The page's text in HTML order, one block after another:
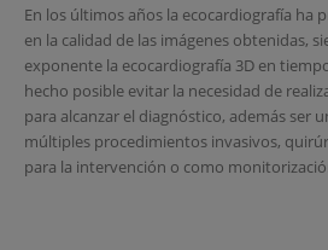
En los últimos años la ecocardiografía ha
en la calidad de las imágenes obtenidas,
exponente la ecocardiografía 3D en
hecho posible evitar la necesidad de
para alcanzar el diagnóstico, además ser
múltiples procedimientos invasivos,
para la intervención o como